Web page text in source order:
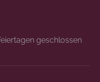
geschlossen